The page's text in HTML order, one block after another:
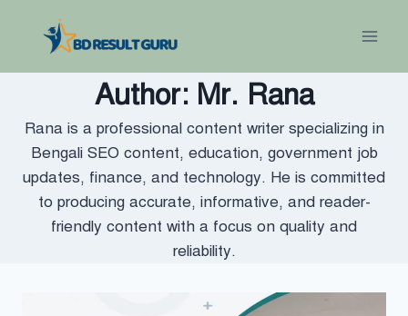
Author: Mr. Rana
Rana is a professional content writer specializing in
Bengali SEO content, education, government job
updates, finance, and technology. He is committed
to producing accurate, informative, and reader-
friendly content with a focus on quality and
reliability.